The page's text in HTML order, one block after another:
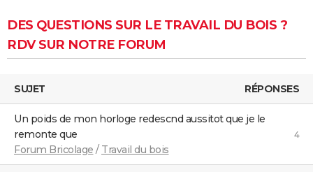
DES QUESTIONS SUR LE TRAVAIL DU BOIS ?
RDV SUR NOTRE FORUM
SUJET RÉPONSES
un poids de mon horloge redescnd aussitot que je le
remonte que
Forum Bricolage / Travail du bois
4